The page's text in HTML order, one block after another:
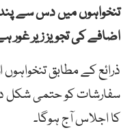
تنخواہوں میں دس سے
اضافے کی تجویز زیر غور
ذرائع کے مطابق
سفارشات کو حتمی شکل
کا اجلاس آج ہوگا۔